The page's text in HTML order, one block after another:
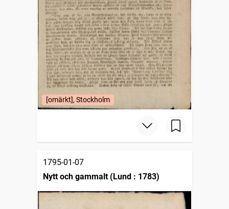
[omärkt], Stockholm
1795-01-07
Nytt och gammalt (Lund : 1783)